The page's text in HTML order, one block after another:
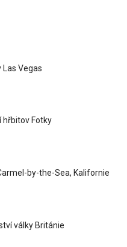
Las Vegas
hřbitov Fotky
by-the-Sea, Kalifornie
války Británie